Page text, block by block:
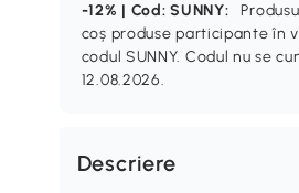
-12% | Cod: SUNNY:
coș produse participante în
codul SUNNY. Codul nu se
12.08.2026.
Descriere